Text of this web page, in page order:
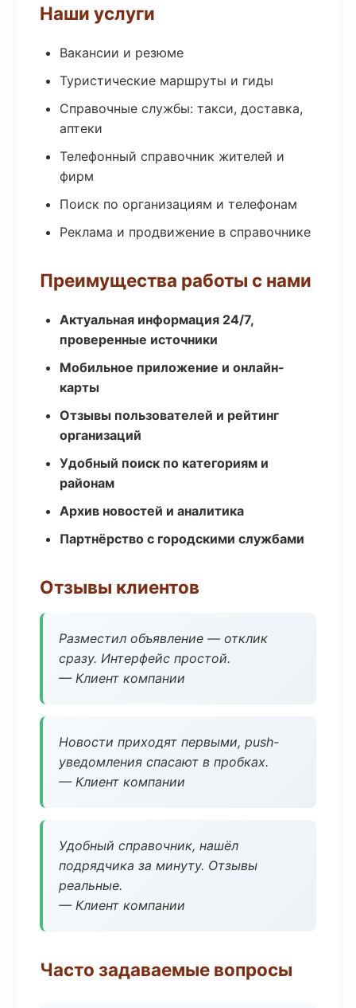
Наши услуги
Вакансии и резюме
Туристические маршруты и гиды
Справочные службы: такси, доставка,
аптеки
Телефонный справочник жителей и
фирм
Поиск по организациям и телефонам
Реклама и продвижение в справочнике
Преимущества работы с нами
Актуальная информация 24/7,
проверенные источники
Мобильное приложение и онлайн-
карты
Отзывы пользователей и рейтинг
организаций
Удобный поиск по категориям и
районам
Архив новостей и аналитика
Партнёрство с городскими службами
Отзывы клиентов
Разместил объявление — отклик
сразу. Интерфейс простой.
— Клиент компании
Новости приходят первыми, push-
уведомления спасают в пробках.
— Клиент компании
Удобный справочник, нашёл
подрядчика за минуту. Отзывы
реальные.
— Клиент компании
Часто задаваемые вопросы